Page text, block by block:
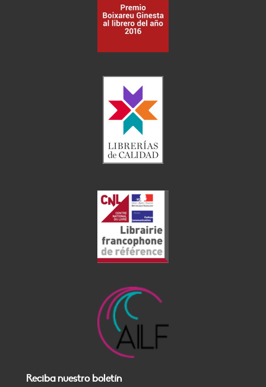
Reciba nuestro boletín